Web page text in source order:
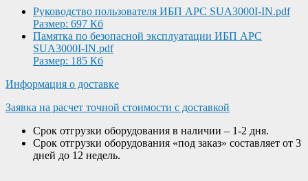
Руководство пользователя ИБП APC SUA3000I-IN.pdf
Размер: 697 Кб
Памятка по безопасной эксплуатации ИБП APC
SUA3000I-IN.pdf
Размер: 185 Кб
Информация о доставке
Заявка на расчет точной стоимости с доставкой
Срок отгрузки оборудования в наличии – 1-2 дня.
Срок отгрузки оборудования «под заказ» составляет от 3
дней до 12 недель.